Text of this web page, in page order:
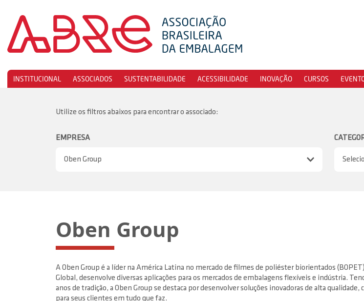
INSTITUCIONAL ASSOCIADOS SUSTENTABILIDADE ACESSIBILIDADE INOVAÇÃO CURSOS
Utilize os filtros abaixos para encontrar o associado:
EMPRESA
Oben Group
A Oben Group é a líder na América Latina no mercado de filmes de poliéster biorientados
Global, desenvolve diversas aplicações para os mercados de embalagens flexíveis e indústria.
anos de tradição, a Oben Group se destaca por desenvolver soluções inovadoras de alta qualidade,
para seus clientes em tudo que faz.